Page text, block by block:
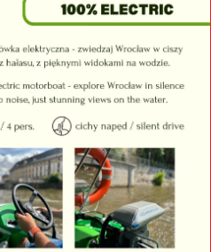
Zatoki Gondoli podczas
z naszą flotą
w malowniczym
wody Zatoki Gondoli
historią i kulturą tego